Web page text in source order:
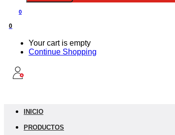
0
0
Your cart is empty
Continue Shopping
INICIO
PRODUCTOS